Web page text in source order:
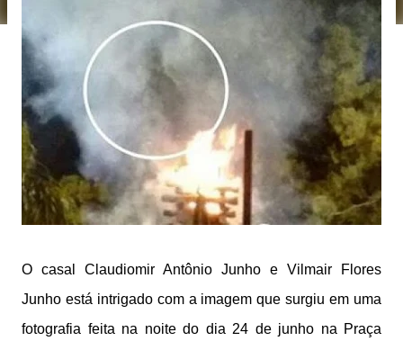
O casal Claudiomir Antônio Junho e Vilmair Flores
Junho está intrigado com a imagem que surgiu em uma
fotografia feita na noite do dia 24 de junho na Praça